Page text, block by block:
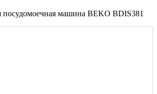
посудомоечная машина BEKO BDIS381